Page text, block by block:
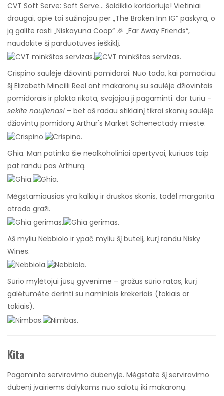
CVT Soft Serve: Soft Serve… šaldiklio koridoriuje! Vietiniai
draugai, apie tai sužinojau per „The Broken Inn IG“ paskyrą, o
ją galite rasti „Niskayuna Coop“ 🎉 „Far Away Friends“,
naudokite šį parduotuvės ieškiklį.
Crispino saulėje džiovinti pomidorai. Nuo tada, kai pamačiau
šį Elizabeth Mincilli Reel ant makaronų su saulėje džiovintais
pomidorais ir plakta rikota, svajojau jį pagaminti. dar turiu –
sekite naujienas! – bet aš radau stiklainį tikrai skanių saulėje
džiovintų pomidorų Arthur's Market Schenectady mieste.
Ghia. Man patinka šie nealkoholiniai apertyvai, kuriuos taip
pat randu pas Arthurą.
Mėgstamiausias yra kalkių ir druskos skonis, todėl margarita
atrodo graži.
Aš myliu Nebbiolo ir ypač myliu šį butelį, kurį randu Nisky
Wines.
Sūrio mylėtojui jūsų gyvenime – gražus sūrio ratas, kurį
galėtumėte derinti su naminiais krekeriais (tokiais ar
tokiais).
Kita
Pagaminta serviravimo dubenyje. Mėgstate šį serviravimo
dubenį įvairiems dalykams nuo salotų iki makaronų.